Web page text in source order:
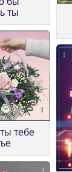
ты
тебе